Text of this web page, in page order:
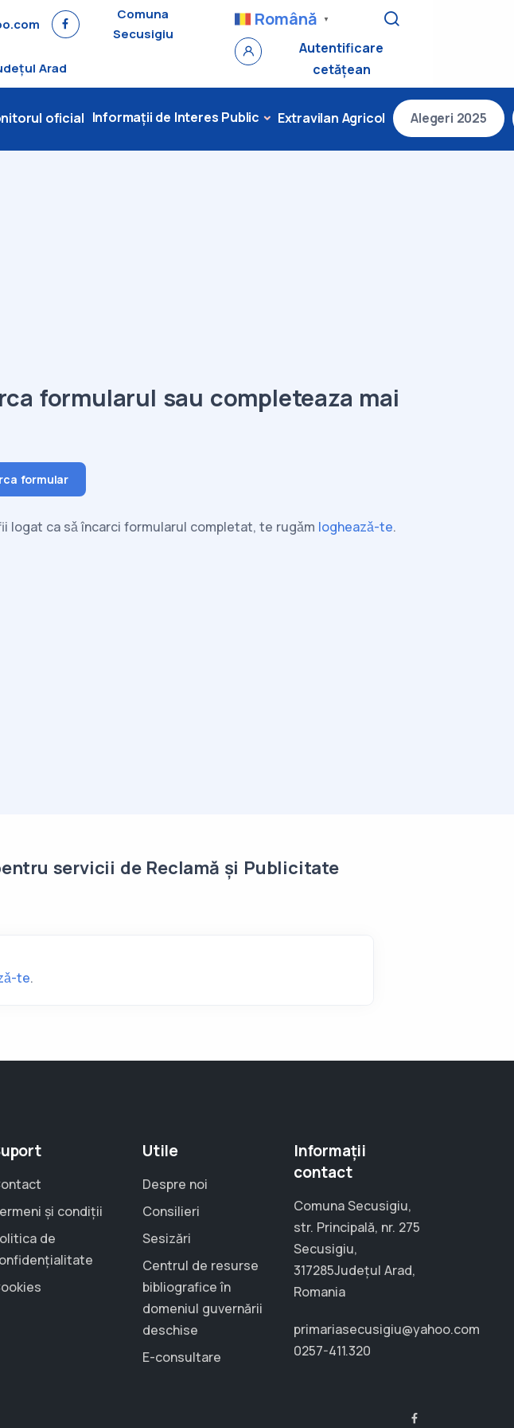
Comuna
Secusigiu
Arad
Română ▼
Autentificare
cetățean
oficial Informații de Interes Public Extravilan Agricol Alegeri 2025
formularul sau completeaza mai
formular
logat ca sǎ încarci formularul completat, te rugǎm logheazǎ-te.
servicii de Reclamă și Publicitate
te.
și condiții
de
Utile
Despre noi
Consilieri
Sesizări
Centrul de resurse
bibliografice în
domeniul guvernării
deschise
E-consultare
Informații
contact
Comuna Secusigiu,
str. Principală, nr. 275
Secusigiu,
317285Județul Arad,
Romania
primariasecusigiu@yahoo.com
0257-411.320